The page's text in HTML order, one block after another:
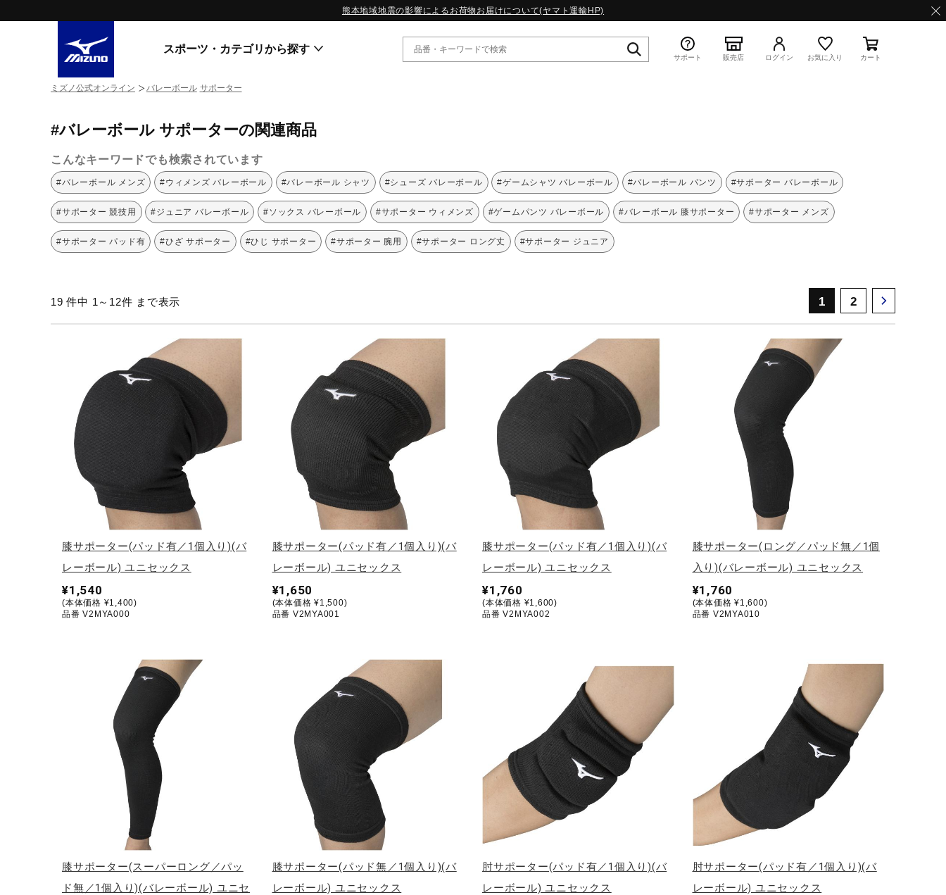
熊本地域地震の影響によるお荷物お届けについて(ヤマト運輸HP)
スポーツ・カテゴリから探す
ライフスタイルウエア
ランニング
サッカー／フットサル
トレーニング
野球
バレーボール
陸上競技
卓球
ソフトボール
柔道
ウィンタースポーツ
ワーキング
ライフスタイルグッズ
インナー
寝具／ミズノスリープ
健康／エクササイズ
ジュニア／キッズ
コラボ／ライセンス
WAVE PROPHECY
MORELIA LS
WAVE RIDER
MXR
ゴアテックス
コラボレーション
その他シリーズ
W.PROPHECY1｜特集
WP MAGIC MITA｜特集
WP STRAP｜特集
スペシャルカラーパック｜特集
WP STRAP 2｜特集
マーガレット・ハウエル｜特集
サポート 販売店 ログイン お気に入り カート
ミズノ公式オンライン バレーボール サポーター
#バレーボール サポーターの関連商品
こんなキーワードでも検索されています
#バレーボール メンズ #ウィメンズ バレーボール #バレーボール シャツ #シューズ バレーボール #ゲームシャツ バレーボール #バレーボール パンツ #サポーター バレーボール
#サポーター 競技用 #ジュニア バレーボール #ソックス バレーボール #サポーター ウィメンズ #ゲームパンツ バレーボール #バレーボール 膝サポーター #サポーター メンズ
#サポーター パッド有 #ひざ サポーター #ひじ サポーター #サポーター 腕用 #サポーター ロング丈 #サポーター ジュニア
19 件中 1～12件 まで表示 1 2
膝サポーター(パッド有／1個入り)(バ
レーボール) ユニセックス
¥1,540
(本体価格 ¥1,400)
品番 V2MYA000
膝サポーター(パッド有／1個入り)(バ
レーボール) ユニセックス
¥1,650
(本体価格 ¥1,500)
品番 V2MYA001
膝サポーター(パッド有／1個入り)(バ
レーボール) ユニセックス
¥1,760
(本体価格 ¥1,600)
品番 V2MYA002
膝サポーター(ロング／パッド無／1個
入り)(バレーボール) ユニセックス
¥1,760
(本体価格 ¥1,600)
品番 V2MYA010
膝サポーター(スーパーロング／パッ
ド無／1個入り)(バレーボール) ユニセ
膝サポーター(パッド無／1個入り)(バ
レーボール) ユニセックス
肘サポーター(パッド有／1個入り)(バ
レーボール) ユニセックス
肘サポーター(パッド有／1個入り)(バ
レーボール) ユニセックス